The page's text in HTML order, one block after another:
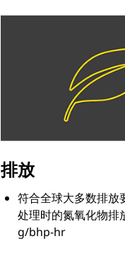
排放
符合全球大多数排放
处理时的氮氧化物排
g/bhp-hr